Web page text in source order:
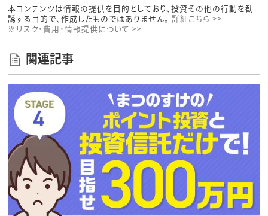
本コンテンツは情報の提供を目的としており、投資その他の行動を勧
誘する目的で、作成したものではありません。 詳細こちら >>
※リスク・費用・情報提供について >>
関連記事